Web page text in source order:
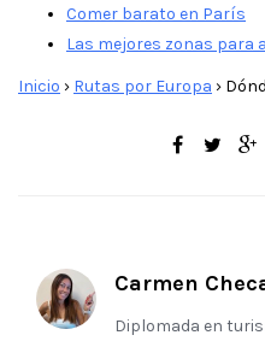
Comer barato en París
Las mejores zonas para
Inicio › Rutas por Europa ›
Carmen
Diplomada en